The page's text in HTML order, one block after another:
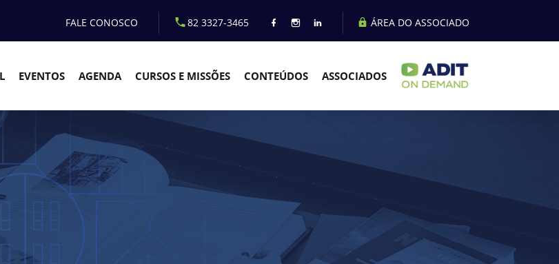
FALE CONOSCO 82 3327-3465 ÁREA DO ASSOCIADO
EVENTOS AGENDA CURSOS E MISSÕES CONTEÚDOS ASSOCIADOS